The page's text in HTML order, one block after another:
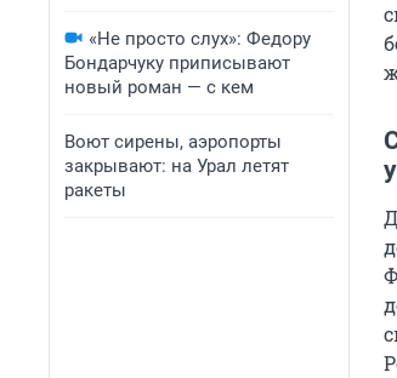
«Не просто слух»: Федору
Бондарчуку приписывают
новый роман — с кем
Воют сирены, аэропорты
закрывают: на Урал летят
ракеты